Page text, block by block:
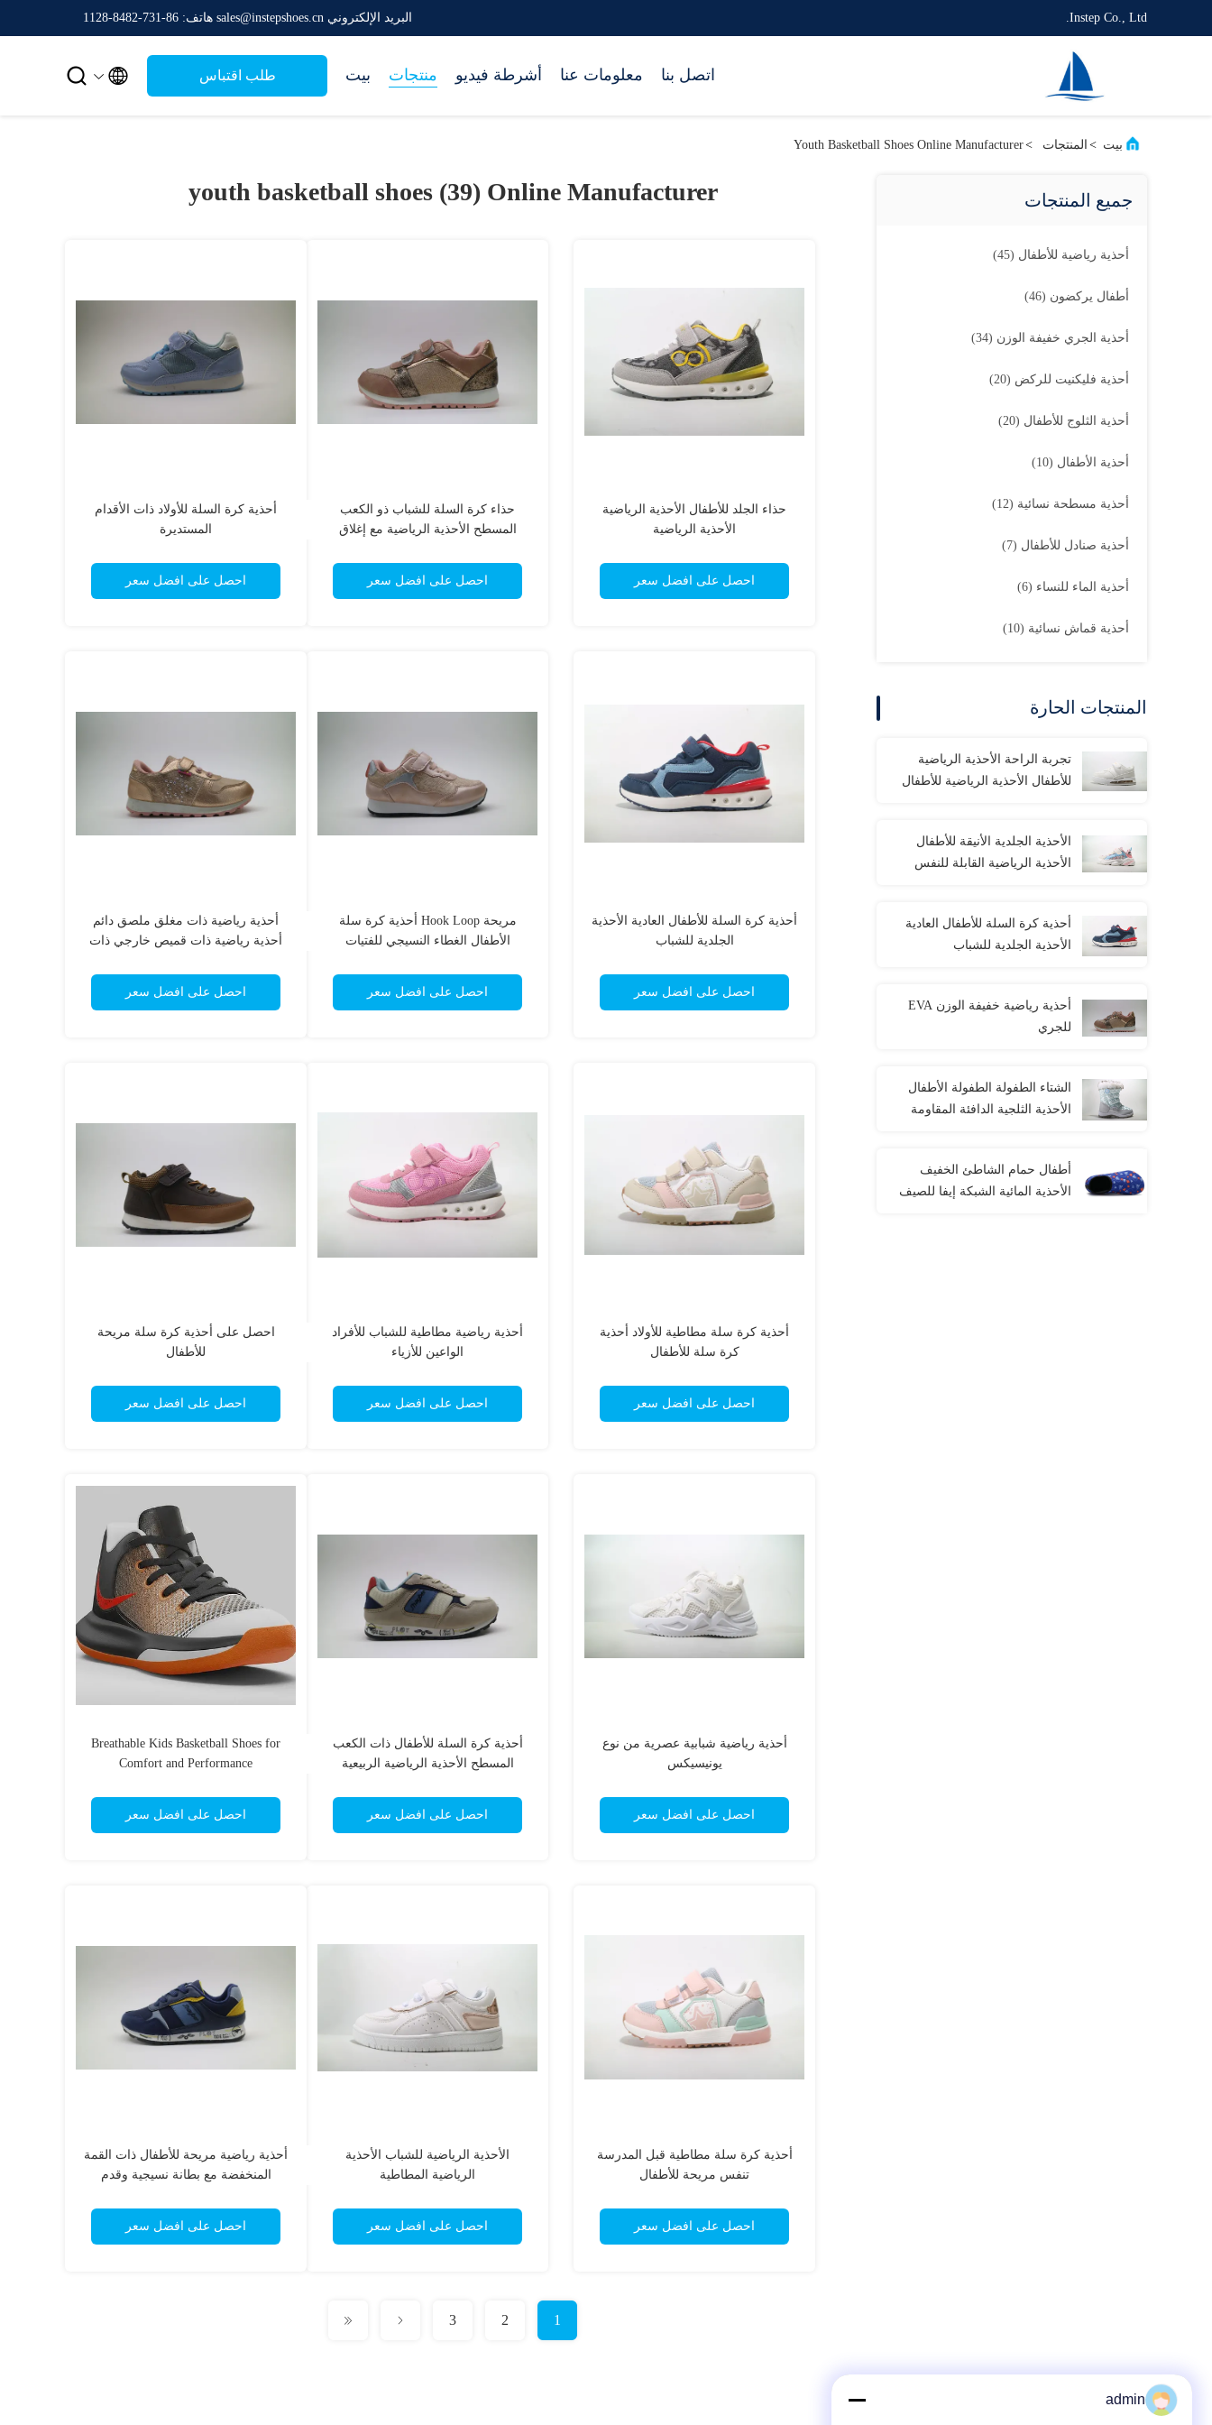
Instep Co., Ltd. البريد الإلكتروني sales@instepshoes.cn هاتف: 86-731-8482-1128
بيت منتجات أشرطة فيديو معلومات عنا اتصل بنا طلب اقتباس 

بيت > المنتجات >
Youth Basketball Shoes Online Manufacturer
جميع المنتجات
أحذية رياضية للأطفال (45)
أطفال يركضون (46)
أحذية الجري خفيفة الوزن (34)
أحذية فليكنيت للركض (20)
أحذية الثلوج للأطفال (20)
أحذية الأطفال (10)
أحذية مسطحة نسائية (12)
أحذية صنادل للأطفال (7)
أحذية الماء للنساء (6)
أحذية قماش نسائية (10)
المنتجات الحارة
تجربة الراحة الأحذية الرياضية
للأطفال الأحذية الرياضية للأطفال
الأحذية الجلدية الأنيقة للأطفال
الأحذية الرياضية القابلة للنفس
أحذية كرة السلة للأطفال العادية
الأحذية الجلدية للشباب
أحذية رياضية خفيفة الوزن EVA
للجري
الشتاء الطفولة الطفولة الأطفال
الأحذية الثلجية الدافئة المقاومة
أطفال حمام الشاطئ الخفيف
الأحذية المائية الشبكة إيفا للصيف
youth basketball shoes (39) Online Manufacturer
حذاء الجلد للأطفال الأحذية الرياضية
الأحذية الرياضية
احصل على افضل سعر
حذاء كرة السلة للشباب ذو الكعب
المسطح الأحذية الرياضية مع إغلاق
احصل على افضل سعر
أحذية كرة السلة للأولاد ذات الأقدام
المستديرة
احصل على افضل سعر
أحذية كرة السلة للأطفال العادية الأحذية
الجلدية للشباب
احصل على افضل سعر
مريحة Hook Loop أحذية كرة سلة
الأطفال الغطاء النسيجي للفتيات
احصل على افضل سعر
أحذية رياضية ذات مغلق ملصق دائم
أحذية رياضية ذات قميص خارجي ذات
احصل على افضل سعر
أحذية كرة سلة مطاطية للأولاد أحذية
كرة سلة للأطفال
احصل على افضل سعر
أحذية رياضية مطاطية للشباب للأفراد
الواعين للأزياء
احصل على افضل سعر
احصل على أحذية كرة سلة مريحة
للأطفال
احصل على افضل سعر
أحذية رياضية شبابية عصرية من نوع
يونيسيكس
احصل على افضل سعر
أحذية كرة السلة للأطفال ذات الكعب
المسطح الأحذية الرياضية الربيعية
احصل على افضل سعر
Breathable Kids Basketball Shoes for
Comfort and Performance
احصل على افضل سعر
أحذية كرة سلة مطاطية قبل المدرسة
تنفس مريحة للأطفال
احصل على افضل سعر
الأحذية الرياضية للشباب الأحذية
الرياضية المطاطية
احصل على افضل سعر
أحذية رياضية مريحة للأطفال ذات القمة
المنخفضة مع بطانة نسيجية وقدم
احصل على افضل سعر
1
2
3
admin